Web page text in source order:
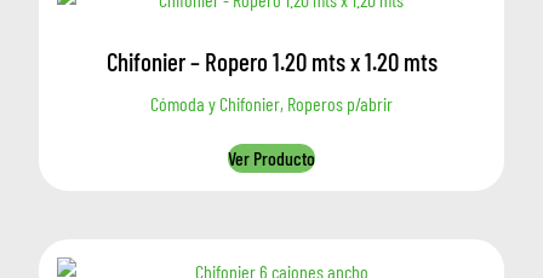
Chifonier – Ropero 1.20 mts x 1.20 mts
Cómoda y Chifonier, Roperos p/abrir
Ver Producto